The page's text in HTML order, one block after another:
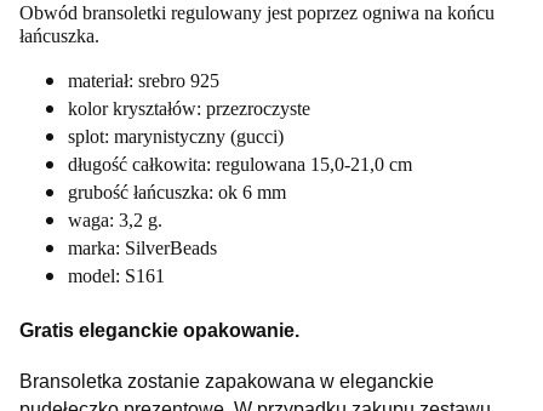
Obwód bransoletki regulowany jest poprzez ogniwa na końcu
łańcuszka.
materiał: srebro 925
kolor kryształów: przezroczyste
splot: marynistyczny (gucci)
długość całkowita: regulowana 15,0-21,0 cm
grubość łańcuszka: ok 6 mm
waga: 3,2 g.
marka: SilverBeads
model: S161
Gratis eleganckie opakowanie.
Bransoletka zostanie zapakowana w eleganckie